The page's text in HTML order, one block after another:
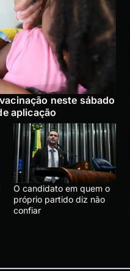
neste sábado
aplicação
O candidato em quem o
próprio partido diz não
confiar